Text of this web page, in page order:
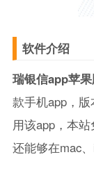
软件介绍
瑞银信app苹
款手机app，
用该app，本
还能够在mac